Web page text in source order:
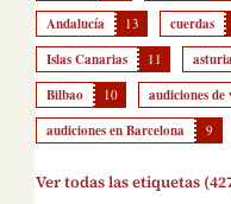
Andalucía 13 cuerdas
Islas Canarias 11
Bilbao 10 audiciones
audiciones en Barcelona 9
Ver todas las etiquetas